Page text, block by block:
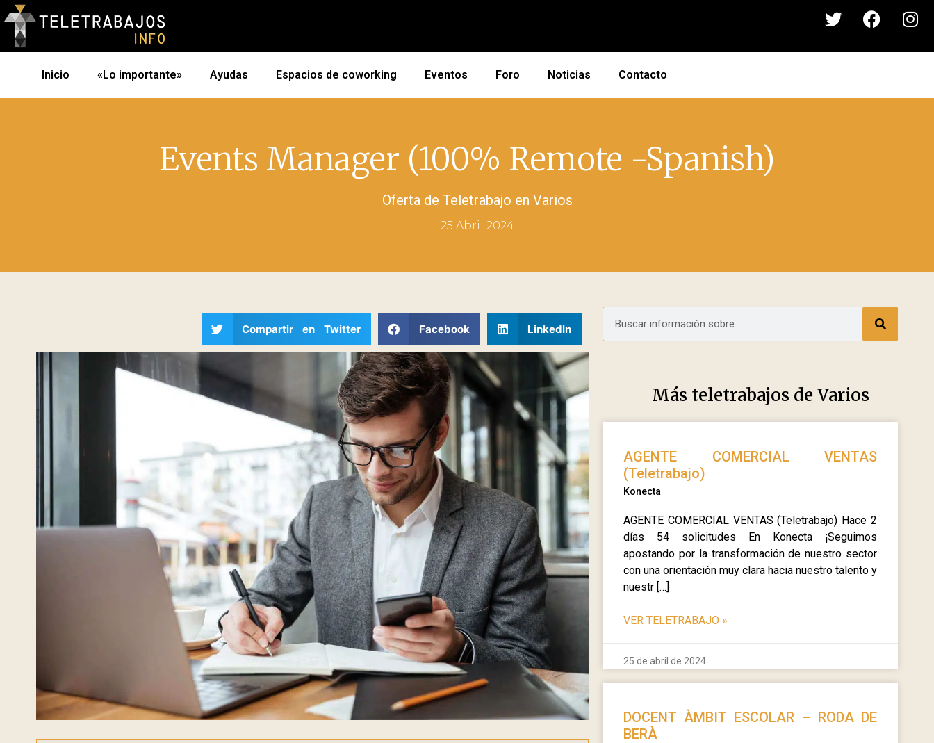
Inicio «Lo importante» Ayudas Espacios de coworking Eventos Foro Noticias Contacto
Events Manager (100% Remote -Spanish)
Oferta de Teletrabajo en Varios
25 Abril 2024
Compartir en Twitter Facebook LinkedIn
Más teletrabajos deVarios
AGENTE COMERCIAL VENTAS
(Teletrabajo)
Konecta
AGENTE COMERCIAL VENTAS (Teletrabajo) Hace 2
días 54 solicitudes En Konecta ¡Seguimos
apostando por la transformación de nuestro sector
con una orientación muy clara hacia nuestro talento y
nuestr […]
VER TELETRABAJO »
25 de abril de 2024
DOCENT ÀMBIT ESCOLAR – RODA DE
BERÀ